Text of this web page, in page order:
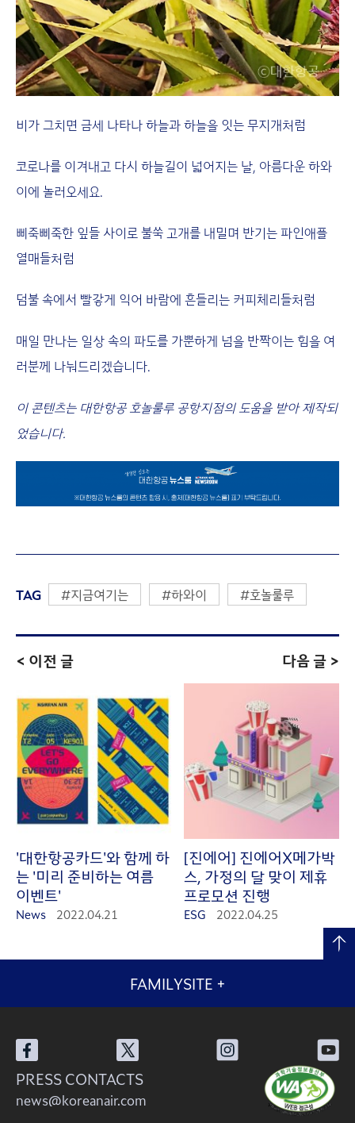
비가 그치면 금세 나타나 하늘과 하늘을 잇는 무지개처럼
코로나를 이겨내고 다시 하늘길이 넓어지는 날, 아름다운 하와
이에 놀러오세요.
삐죽삐죽한 잎들 사이로 불쑥 고개를 내밀며 반기는 파인애플
열매들처럼
덤불 속에서 빨갛게 익어 바람에 흔들리는 커피체리들처럼
매일 만나는 일상 속의 파도를 가뿐하게 넘을 반짝이는 힘을 여
러분께 나눠드리겠습니다.
이 콘텐츠는 대한항공 호놀룰루 공항지점의 도움을 받아 제작되
었습니다.
TAG #지금여기는 #하와이 #호놀룰루
< 이전 글
'대한항공카드'와 함께 하
는 '미리 준비하는 여름
이벤트'
News 2022.04.21
다음 글 >
[진에어] 진에어X메가박
스, 가정의 달 맞이 제휴
프로모션 진행
ESG 2022.04.25
FAMILYSITE +
PRESS CONTACTS
news@koreanair.com